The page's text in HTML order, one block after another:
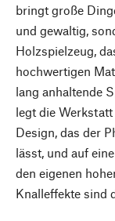
bringt große
und gewaltig,
Holzspielzeug,
hochwertigen
lang anhaltende
legt die
Design, das der
lässt, und auf
den eigenen
Knalleffekte sind